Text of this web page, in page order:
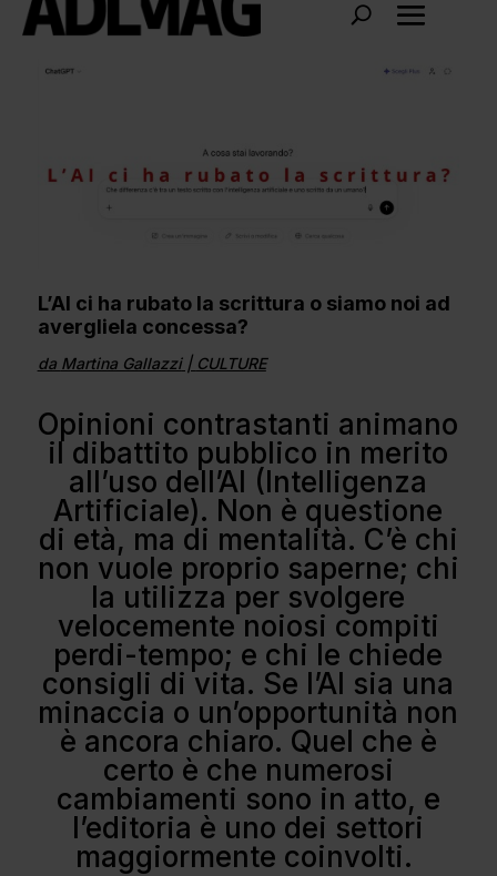
L’AI ci ha rubato la scrittura o siamo noi ad
avergliela concessa?
da Martina Gallazzi| CULTURE
Opinioni contrastanti animano
il dibattito pubblico in merito
all’uso dell’AI (Intelligenza
Artificiale). Non è questione
di età, ma di mentalità. C’è chi
non vuole proprio saperne; chi
la utilizza per svolgere
velocemente noiosi compiti
perdi-tempo; e chi le chiede
consigli di vita. Se l’AI sia una
minaccia o un’opportunità non
è ancora chiaro. Quel che è
certo è che numerosi
cambiamenti sono in atto, e
l’editoria è uno dei settori
maggiormente coinvolti.